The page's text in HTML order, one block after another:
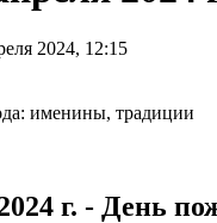
2024, 12:15
г. - День